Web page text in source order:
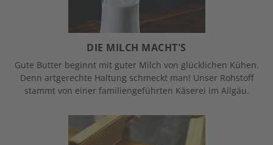
DIE MILCH MACHT'S
Gute Butter beginnt mit guter Milch von glücklichen Kühen.
Denn artgerechte Haltung schmeckt man! Unser Rohstoff
stammt von einer familiengeführten Käserei im Allgäu.